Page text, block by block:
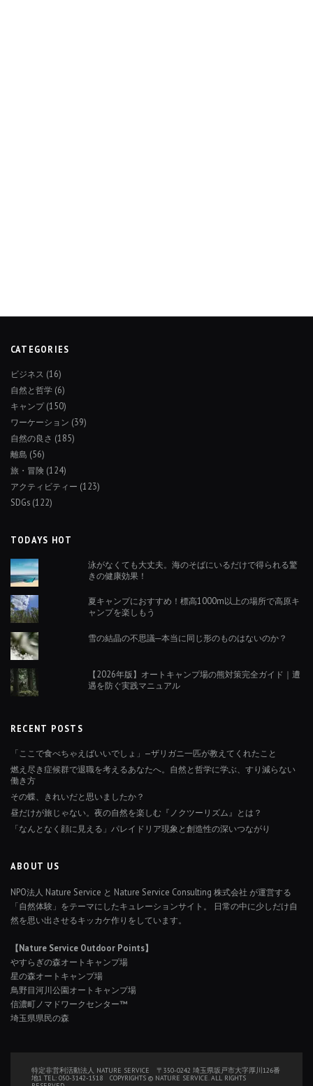
CATEGORIES
ビジネス (16)
自然と哲学 (6)
キャンプ(150)
ワーケーション (39)
自然の良さ (185)
離島 (56)
旅・冒険 (124)
アクティビティー (123)
SDGs (122)
TODAYS HOT
泳がなくても大丈夫。海のそばにいるだけで得られる驚
きの健康効果！
夏キャンプにおすすめ！標高1000m以上の場所で高原キ
ャンプを楽しもう
雪の結晶の不思議─本当に同じ形のものはないのか？
【2026年版】オートキャンプ場の熊対策完全ガイド｜遭
遇を防ぐ実践マニュアル
RECENT POSTS
「ここで食べちゃえばいいでしょ」—ザリガニ一匹が教えてくれたこと
燃え尽き症候群で退職を考えるあなたへ。自然と哲学に学ぶ、すり減らない
働き方
その蝶、きれいだと思いましたか？
昼だけが旅じゃない。夜の自然を楽しむ『ノクツーリズム』とは？
「なんとなく顔に見える」パレイドリア現象と創造性の深いつながり
ABOUT US
NPO法人 Nature Service と Nature Service Consulting 株式会社 が運営する
「自然体験」をテーマにしたキュレーションサイト。 日常の中に少しだけ自
然を思い出させるキッカケ作りをしています。
【Nature Service Outdoor Points】
やすらぎの森オートキャンプ場
星の森オートキャンプ場
鳥野目河川公園オートキャンプ場
信濃町ノマドワークセンター™
埼玉県県民の森
特定非営利活動法人 NATURE SERVICE 〒350-0242 埼玉県坂戸市大字厚川126番
地1 TEL: 050-3142-1518 COPYRIGHTS © NATURE SERVICE. ALL RIGHTS